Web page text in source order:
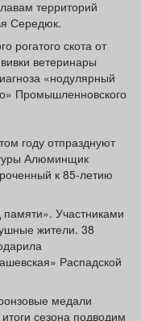
территорий
Середюк.
рогатого скота от
ветеринары
«нодулярный
Промышленновского
году отпразднуют
Алюминщик
к 85-летию
Участниками
жители. 38
Распадской
медали
сезона подводим